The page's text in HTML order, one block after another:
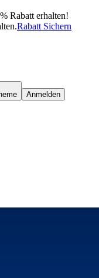
Rabatt erhalten!
Rabatt Sichern
Anmelden